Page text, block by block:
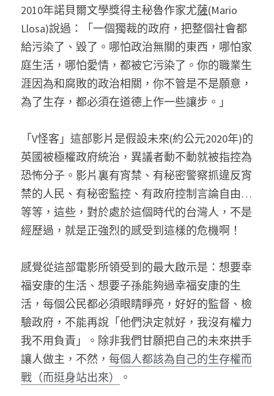
2010年諾貝爾文學獎得主秘魯作家尤薩(Mario
Llosa)說過：「一個獨裁的政府，把整個社會都
給污染了、毀了。哪怕政治無關的東西，哪怕家
庭生活，哪怕愛情，都被它污染了。你的職業生
涯因為和腐敗的政治相關，你不管是不是願意，
為了生存，都必須在道德上作一些讓步。」
「V怪客」這部影片是假設未來(約公元2020年)的
英國被極權政府統治，異議者動不動就被指控為
恐怖分子。影片裏有宵禁、有秘密警察抓違反宵
禁的人民、有秘密監控、有政府控制言論自由…
等等，這些，對於處於這個時代的台灣人，不是
經歷過，就是正強烈的感受到這樣的危機啊！
感覺從這部電影所領受到的最大啟示是：想要幸
福安康的生活、想要子孫能夠過幸福安康的生
活，每個公民都必須眼睛睜亮，好好的監督、檢
驗政府，不能再說「他們決定就好，我沒有權力
我不用負責」。除非我們甘願把自己的未來拱手
讓人做主，不然， 每個人都該為自己的生存權而
戰（而挺身站出來）
。